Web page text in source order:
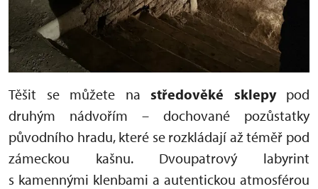
Těšit se můžete na středověké sklepypod
druhým nádvořím – dochované pozůstatky
původního hradu, které se rozkládají až téměř pod
zámeckou kašnu. Dvoupatrový labyrint
s kamennými klenbami a autentickou atmosférou